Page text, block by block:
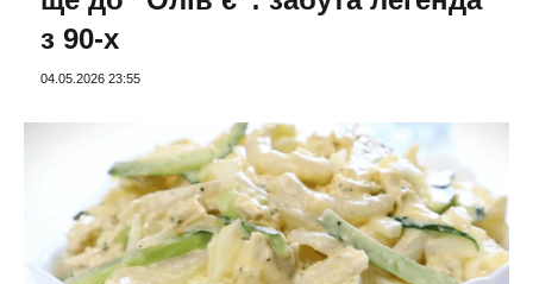
з 90-х
04.05.2026 23:55